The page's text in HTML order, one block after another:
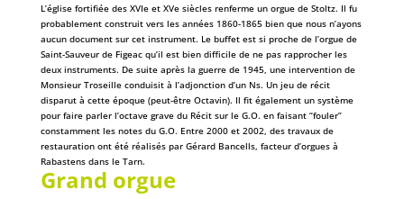
L’église fortifiée des XVIe et XVe siècles renferme un orgue de Stoltz. Il fu
probablement construit vers les années 1860-1865 bien que nous n’ayons
aucun document sur cet instrument. Le buffet est si proche de l’orgue de
Saint-Sauveur de Figeac qu’il est bien difficile de ne pas rapprocher les
deux instruments. De suite après la guerre de 1945, une intervention de
Monsieur Troseille conduisit à l’adjonction d’un Ns. Un jeu de récit
disparut à cette époque (peut-être Octavin). Il fit également un système
pour faire parler l’octave grave du Récit sur le G.O. en faisant “fouler”
constamment les notes du G.O. Entre 2000 et 2002, des travaux de
restauration ont été réalisés par Gérard Bancells, facteur d’orgues à
Rabastens dans le Tarn.
Grand orgue